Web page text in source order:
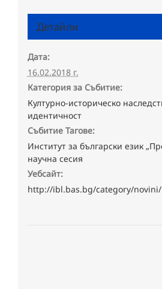
Детайли
Дата:
16.02.2018 г.
Категория за Събитие:
Културно-историческо
идентичност
Събитие Тагове:
Институт за български език
научна сесия
Уебсайт:
http://ibl.bas.bg/category/novini/